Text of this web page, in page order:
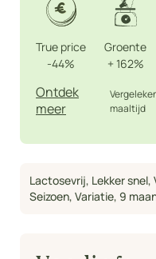
True price
-44%
Groente
+ 162%
Ontdek
meer
maaltijd
Lactosevrij, Lekker snel,
Seizoen, Variatie, 9